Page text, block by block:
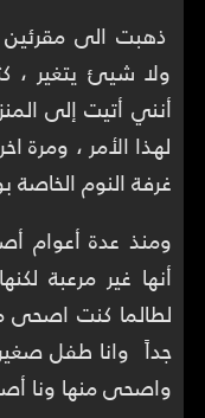
ذهبت الى
ولا شيئ يتغير ،
أنني أتيت إلى
لهذا الأمر ، ومرة
غرفة النوم
ومنذ عدة أعوام
أنها غير مرعبة
لطالما كنت اصحى
جداً وانا طفل
واصحى منها ونا